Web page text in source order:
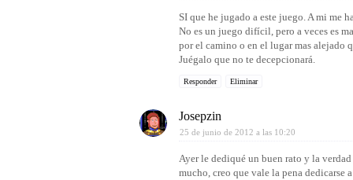
SI que he jugado a este juego. A mi me
No es un juego difícil, pero a veces es
por el camino o en el lugar mas alejado
Juégalo que no te decepcionará.
Responder Eliminar
Josepzin
25 de junio de 2012 a las 10:20
Ayer le dediqué un buen rato y la
mucho, creo que vale la pena dedicarse